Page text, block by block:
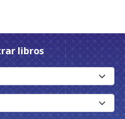
libros